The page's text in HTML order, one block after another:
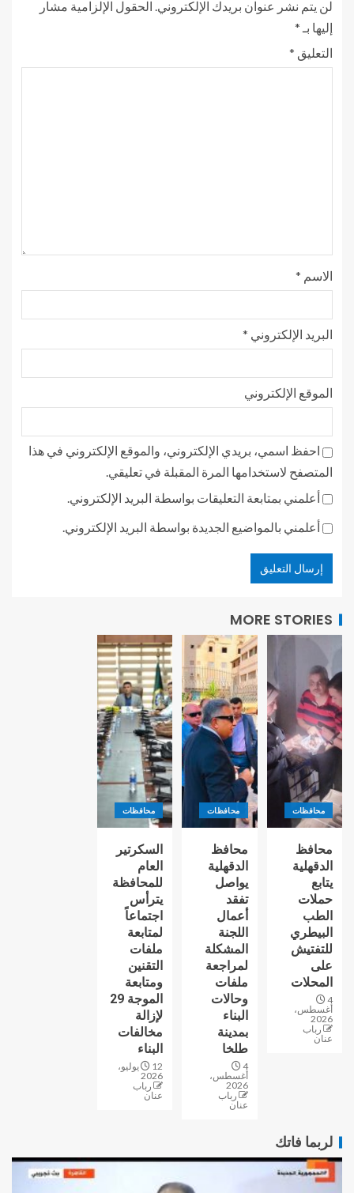
لن يتم نشر عنوان بريدك الإلكتروني. الحقول الإلزامية مشار
إليها بـ *
التعليق *
الاسم *
البريد الإلكتروني *
الموقع الإلكتروني
احفظ اسمي، بريدي الإلكتروني، والموقع الإلكتروني في هذا
المتصفح لاستخدامها المرة المقبلة في تعليقي.
أعلمني بمتابعة التعليقات بواسطة البريد الإلكتروني.
أعلمني بالمواضيع الجديدة بواسطة البريد الإلكتروني.
MORE STORIES
محافظات
محافظ
الدقهلية
يتابع
حملات
الطب
البيطري
للتفتيش
على
المحلات
4
أغسطس،
2026
رباب
عنان
محافظات
محافظ
الدقهلية
يواصل
تفقد
أعمال
اللجنة
المشكلة
لمراجعة
ملفات
وحالات
البناء
بمدينة
طلخا
4
أغسطس،
2026
رباب
عنان
محافظات
السكرتير
العام
للمحافظة
يترأس
اجتماعاً
لمتابعة
ملفات
التقنين
ومتابعة
الموجة 29
لإزالة
مخالفات
البناء
12 يوليو،
2026
رباب
عنان
لربما فاتك